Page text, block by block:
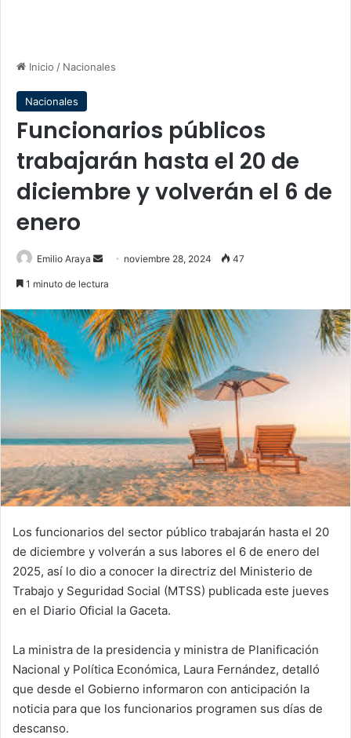
Inicio / Nacionales
Nacionales
Funcionarios públicos
trabajarán hasta el 20 de
diciembre y volverán el 6 de
enero
Emilio Araya
Send noviembre 28, 2024 47
1 minuto de lectura
Los funcionarios del sector público trabajarán hasta el 20
de diciembre y volverán a sus labores el 6 de enero del
2025, así lo dio a conocer la directriz del Ministerio de
Trabajo y Seguridad Social (MTSS) publicada este jueves
en el Diario Oficial la Gaceta.
La ministra de la presidencia y ministra de Planificación
Nacional y Política Económica, Laura Fernández, detalló
que desde el Gobierno informaron con anticipación la
noticia para que los funcionarios programen sus días de
descanso.